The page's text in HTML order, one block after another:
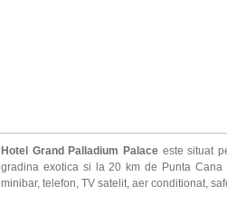
Hotel Grand Palladium Palace este situat
gradina exotica si la 20 km de Punta
minibar, telefon, TV satelit, aer conditionat,